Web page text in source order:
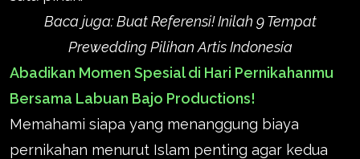
Baca juga:Buat Referensi! Inilah 9 Tempat
Prewedding Pilihan Artis Indonesia
Abadikan Momen Spesial di Hari Pernikahanmu
Bersama Labuan Bajo Productions!
Memahami siapa yang menanggung biaya
pernikahan menurut Islam penting agar kedua